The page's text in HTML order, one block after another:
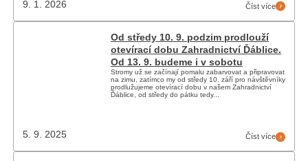
9. 1. 2026 Číst více
5. 9. 2025
Od středy 10. 9. podzim prodlouží
otevírací dobu Zahradnictví Ďáblice.
Od 13. 9. budeme i v sobotu
Stromy už se začínají pomalu zabarvovat a připravovat
na zimu, zatímco my od středy 10. září pro návštěvníky
prodlužujeme otevírací dobu v našem Zahradnictví
Ďáblice, od středy do pátku tedy...
Číst více